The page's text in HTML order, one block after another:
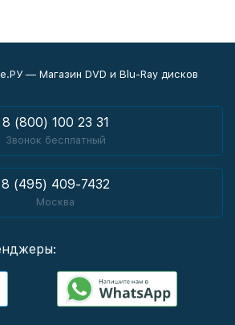
— Магазин DVD и Blu-Ray дисков
8 (800) 100 23 31
Звонок бесплатный
8 (495) 409-7432
Москва